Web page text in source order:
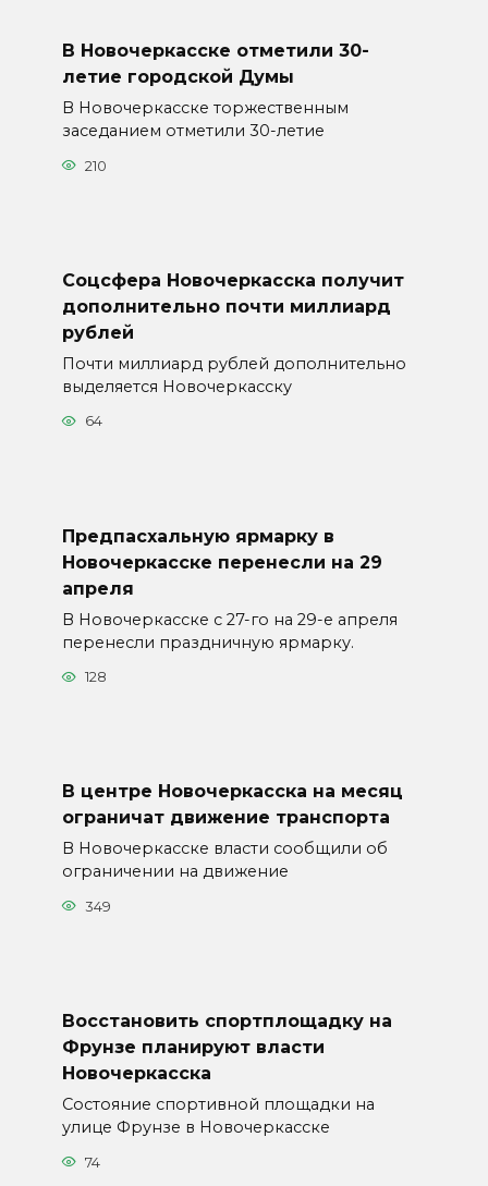
В Новочеркасске отметили 30-
летие городской Думы
В Новочеркасске торжественным
заседанием отметили 30-летие
210
Соцсфера Новочеркасска получит
дополнительно почти миллиард
рублей
Почти миллиард рублей дополнительно
выделяется Новочеркасску
64
Предпасхальную ярмарку в
Новочеркасске перенесли на 29
апреля
В Новочеркасске с 27-го на 29-е апреля
перенесли праздничную ярмарку.
128
В центре Новочеркасска на месяц
ограничат движение транспорта
В Новочеркасске власти сообщили об
ограничении на движение
349
Восстановить спортплощадку на
Фрунзе планируют власти
Новочеркасска
Состояние спортивной площадки на
улице Фрунзе в Новочеркасске
74